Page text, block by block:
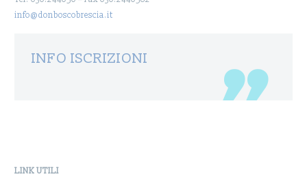
info@donboscobrescia.it
INFO ISCRIZIONI
LINK UTILI